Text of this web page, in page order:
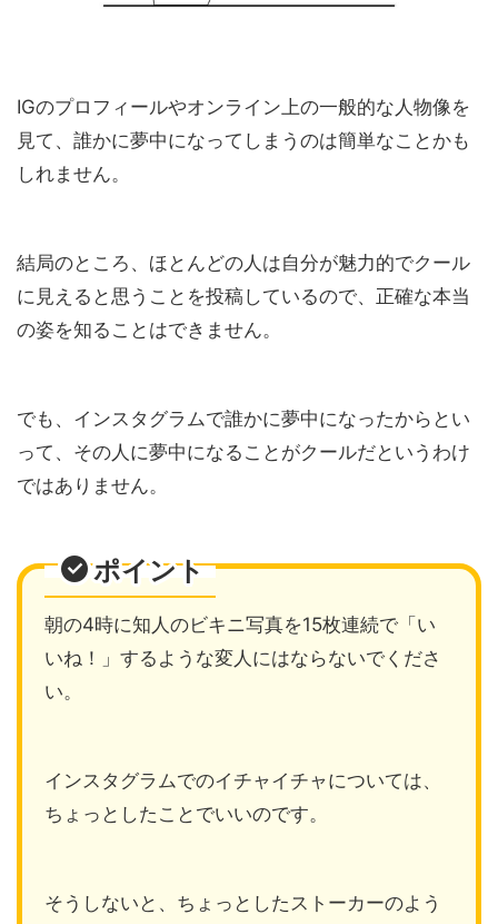
IGのプロフィールやオンライン上の一般的な人物像を
見て、誰かに夢中になってしまうのは簡単なことかも
しれません。
結局のところ、ほとんどの人は自分が魅力的でクール
に見えると思うことを投稿しているので、正確な本当
の姿を知ることはできません。
でも、インスタグラムで誰かに夢中になったからとい
って、その人に夢中になることがクールだというわけ
ではありません。
ポイント
朝の4時に知人のビキニ写真を15枚連続で「い
いね！」するような変人にはならないでくださ
い。
インスタグラムでのイチャイチャについては、
ちょっとしたことでいいのです。
そうしないと、ちょっとしたストーカーのよう